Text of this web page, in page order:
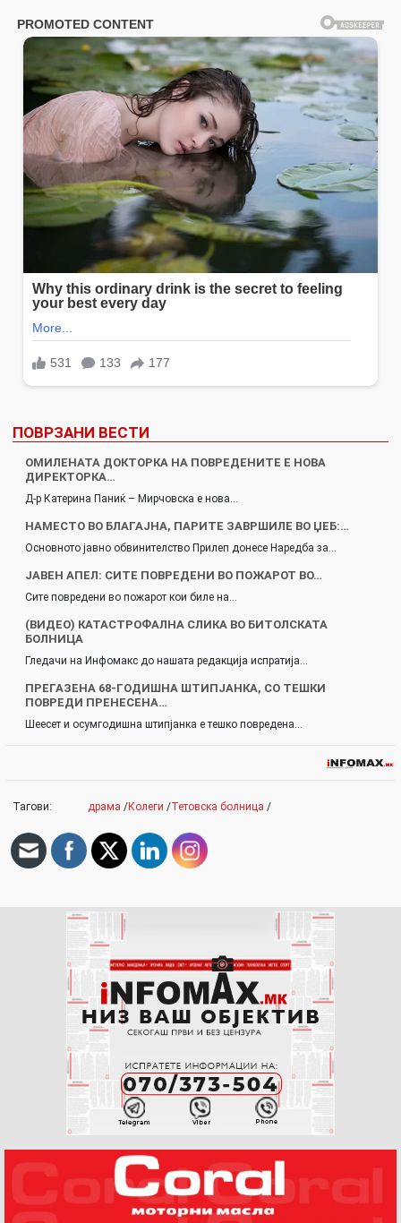
ПОВРЗАНИ ВЕСТИ
ОМИЛЕНАТА ДОКТОРКА НА ПОВРЕДЕНИТЕ Е НОВА
ДИРЕКТОРКА…
Д-р Катерина Паниќ – Мирчовска е нова…
НАМЕСТО ВО БЛАГАЈНА, ПАРИТЕ ЗАВРШИЛЕ ВО ЏЕБ:…
Основното јавно обвинителство Прилеп донесе Наредба за…
ЈАВЕН АПЕЛ: СИТЕ ПОВРЕДЕНИ ВО ПОЖАРОТ ВО…
Сите повредени во пожарот кои биле на…
(ВИДЕО) КАТАСТРОФАЛНА СЛИКА ВО БИТОЛСКАТА
БОЛНИЦА
Гледачи на Инфомакс до нашата редакција испратија…
ПРЕГАЗЕНА 68-ГОДИШНА ШТИПЈАНКА, СО ТЕШКИ
ПОВРЕДИ ПРЕНЕСЕНА…
Шеесет и осумгодишна штипјанка е тешко повредена…
Тагови: драма /Колеги /Тетовска болница /